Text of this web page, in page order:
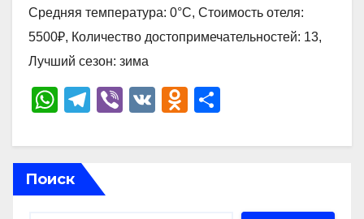
Средняя температура: 0°C, Стоимость отеля:
5500₽, Количество достопримечательностей: 13,
Лучший сезон: зима
W
at
s
A
T
e
gr
a
Vi
er
V
O
n
р
Поиск